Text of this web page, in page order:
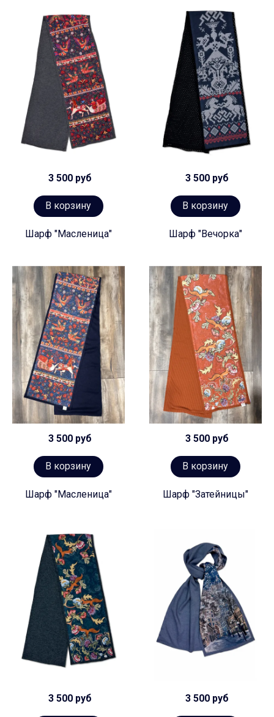
3 500 руб
В корзину
Шарф "Масленица"
3 500 руб
В корзину
Шарф "Вечорка"
3 500 руб
В корзину
Шарф "Масленица"
3 500 руб
В корзину
Шарф "Затейницы"
3 500 руб 3 500 руб